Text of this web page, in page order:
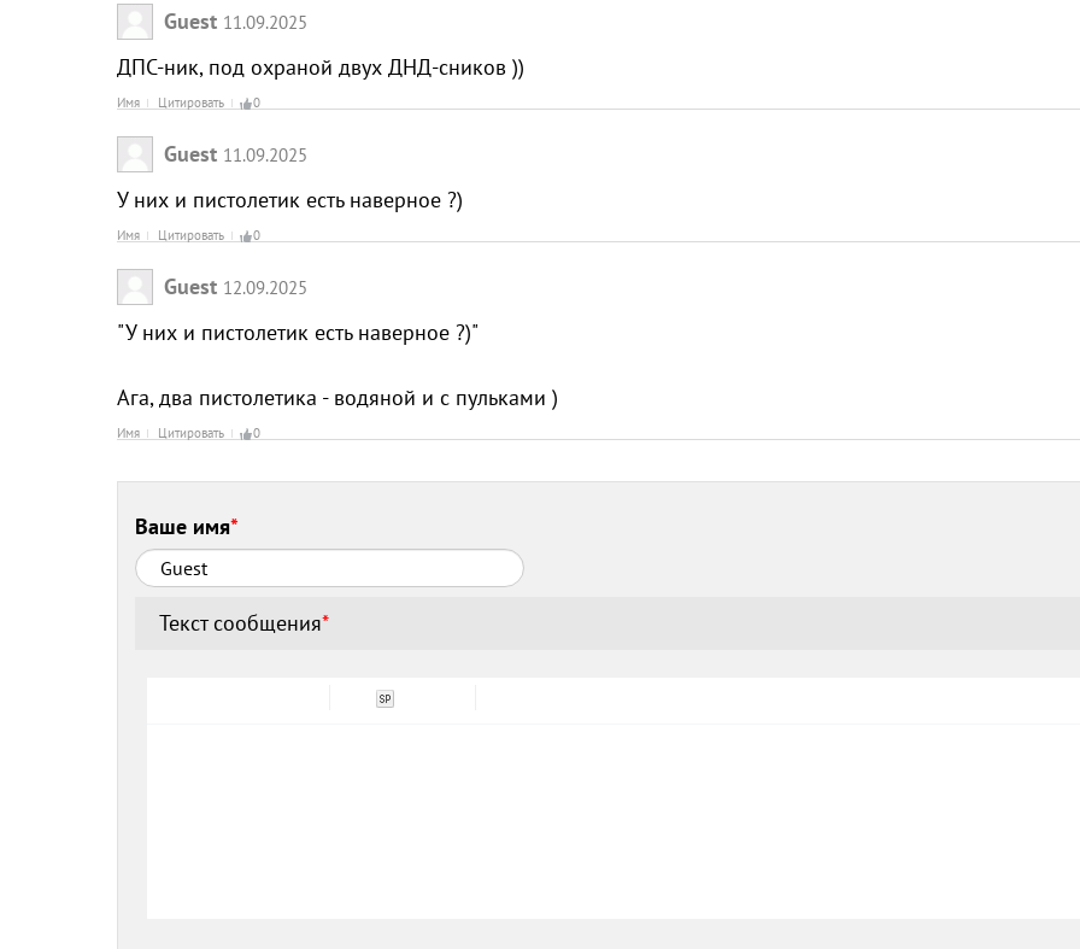
Guest 11.09.2025
ДПС-ник, под охраной двух ДНД-сников ))
Имя Цитировать 0
Guest 11.09.2025
У них и пистолетик есть наверное ?)
Имя Цитировать 0
Guest 12.09.2025
"У них и пистолетик есть наверное ?)"
Ага, два пистолетика - водяной и с пульками )
Имя Цитировать 0
Ваше имя*
Текст сообщения*